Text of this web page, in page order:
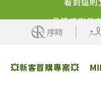
✨品牌感謝
序時
💥新客首購專案💥